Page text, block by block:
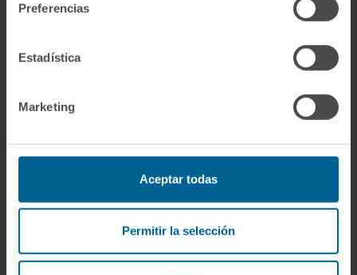
Preferencias
Estadística
Marketing
Aceptar todas
Permitir la selección
tiene cita con Fabio, fisioterapeuta. Juntos han
trabajado para dejar atrás la silla de ruedas y recuperar
el paso. El avance es notable.